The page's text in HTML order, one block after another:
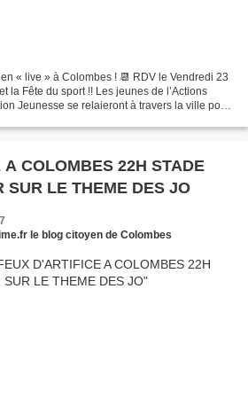
« live » à Colombes ! 📆 RDV le Vendredi 23
la Fête du sport !! Les jeunes de l’Actions
Jeunesse se relaieront à travers la ville pour
22H STADE
SUR LE THEME DES JO
le blog citoyen de Colombes